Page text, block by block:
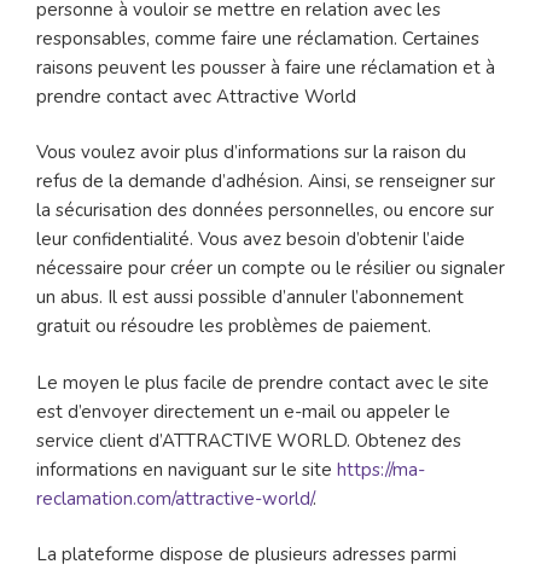
personne à vouloir se mettre en relation avec les
responsables, comme faire une réclamation. Certaines
raisons peuvent les pousser à faire une réclamation et à
prendre contact avec Attractive World
Vous voulez avoir plus d’informations sur la raison du
refus de la demande d’adhésion. Ainsi, se renseigner sur
la sécurisation des données personnelles, ou encore sur
leur confidentialité. Vous avez besoin d’obtenir l’aide
nécessaire pour créer un compte ou le résilier ou signaler
un abus. Il est aussi possible d’annuler l’abonnement
gratuit ou résoudre les problèmes de paiement.
Le moyen le plus facile de prendre contact avec le site
est d’envoyer directement un e-mail ou appeler le
service client d’ATTRACTIVE WORLD. Obtenez des
informations en naviguant sur le site https://ma-
reclamation.com/attractive-world/.
La plateforme dispose de plusieurs adresses parmi